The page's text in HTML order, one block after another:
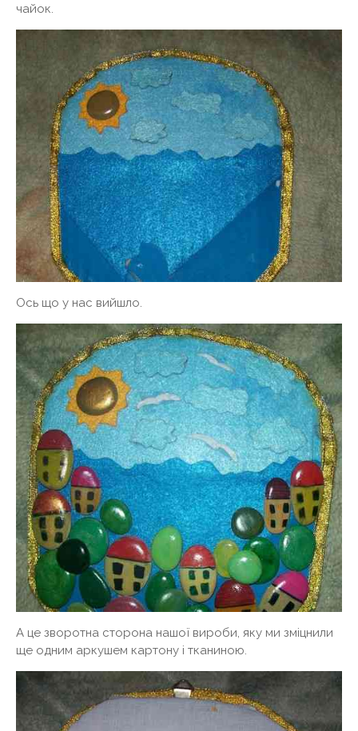
чайок.
Ось що у нас вийшло.
А це зворотна сторона нашої вироби, яку ми зміцнили
ще одним аркушем картону і тканиною.